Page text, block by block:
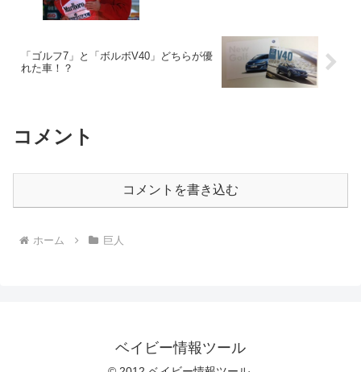
「ゴルフ7」と「ボルボV40」どちらが優
れた車！？
コメント
コメントを書き込む
ホーム 巨人
ベイビー情報ツール